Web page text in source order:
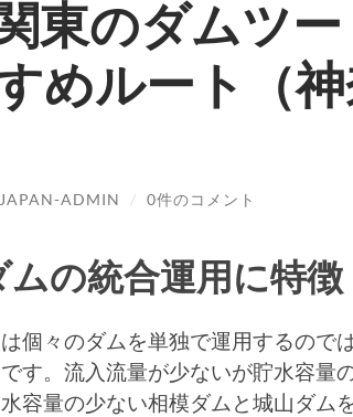
東のダムツー
めルート（神
ADMIN / 0件のコメント
の統合運用に特徴
個々のダムを単独で運用するので
す。流入流量が少ないが貯水容量
容量の少ない相模ダムと城山ダム